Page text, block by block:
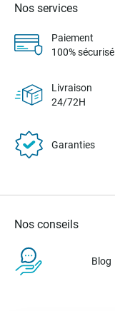
Nos services
Paiement
100% sécurisé
Livraison
24/72H
Garanties
Nos conseils
Blog